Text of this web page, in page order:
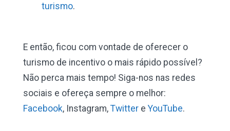
turismo.
E então, ficou com vontade de oferecer o
turismo de incentivo o mais rápido possível?
Não perca mais tempo! Siga-nos nas redes
sociais e ofereça sempre o melhor:
Facebook, Instagram,Twittere YouTube.